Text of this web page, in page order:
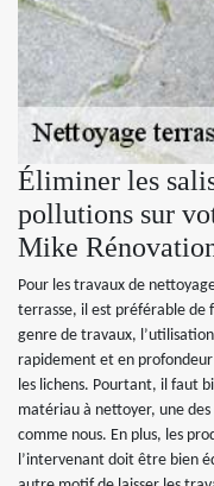
Éliminer les
pollutions sur
Mike
Pour les travaux de
terrasse, il est préférable de
genre de travaux,
rapidement et en profondeur
les lichens. Pourtant, il faut
matériau à nettoyer, une
comme nous. En plus, les
l’intervenant doit être bien